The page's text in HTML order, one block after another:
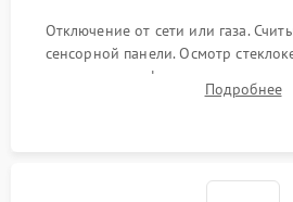
Отключение от сети или газа.
сенсорной панели. Осмотр
проверка конфорок на
клиента о симптомах (неПодробнее